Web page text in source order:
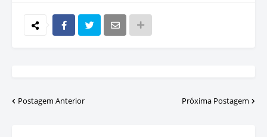
Postagem Anterior Próxima Postagem